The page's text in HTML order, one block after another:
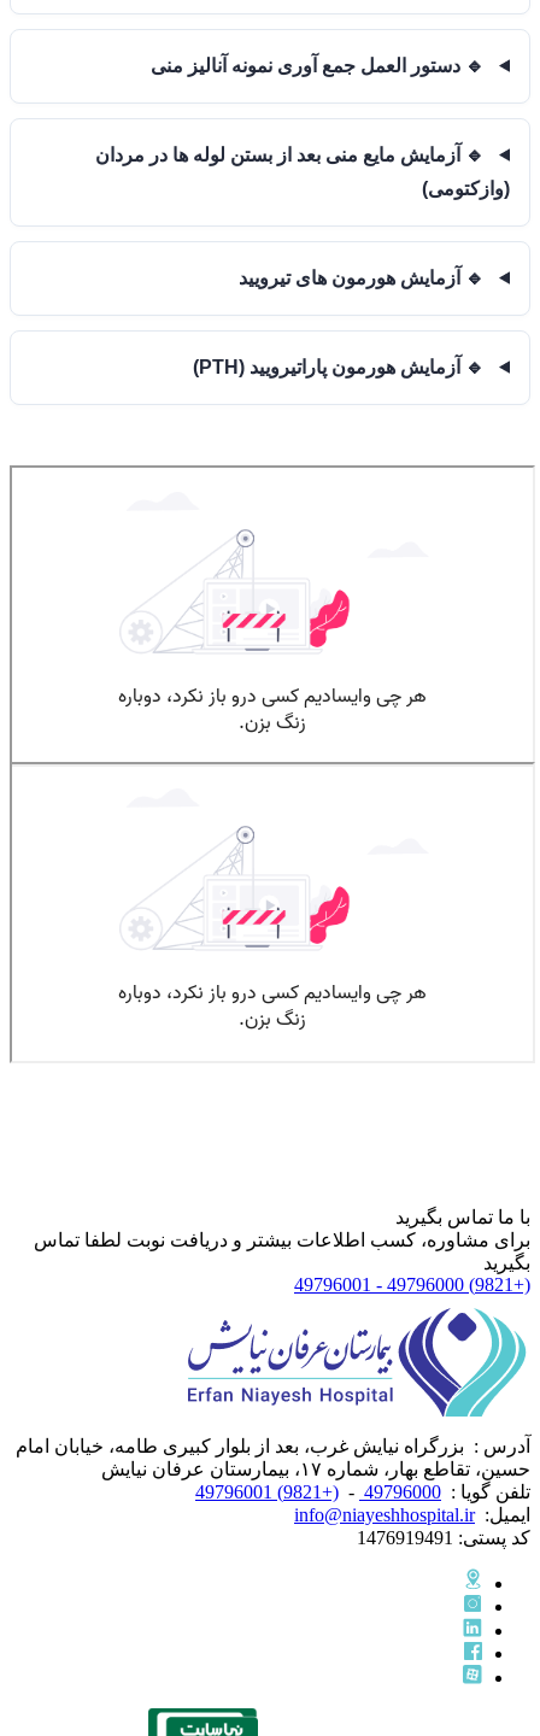
🔹 دستور العمل جمع آوری نمونه آنالیز منی
🔹 آزمایش مایع منی بعد از بستن لوله ها در مردان
(وازکتومی)
🔹 آزمایش هورمون های تیرویید
🔹 آزمایش هورمون پاراتیرویید (PTH)
با ما تماس بگیرید
برای مشاوره، کسب اطلاعات بیشتر و دریافت نوبت لطفا تماس
بگیرید
(+9821) 49796000 - 49796001
آدرس : بزرگراه نیایش غرب، بعد از بلوار کبیری طامه، خیابان امام
حسین، تقاطع بهار، شماره ۱۷، بیمارستان عرفان نیایش
تلفن گویا : 49796000
-
(+9821) 49796001
ایمیل: info@niayeshhospital.ir
کد پستی: 1476919491